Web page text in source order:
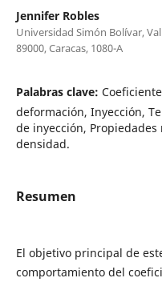
Jennifer Robles
Universidad Simón Bolívar,
89000, Caracas, 1080-A
Palabras clave:
deformación, Inyección,
de inyección,
densidad.
Resumen
El objetivo principal de
comportamiento del